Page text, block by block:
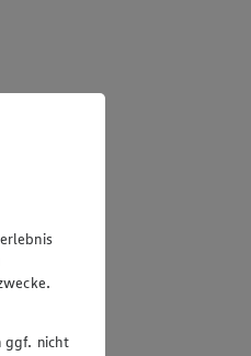
ggf. nicht